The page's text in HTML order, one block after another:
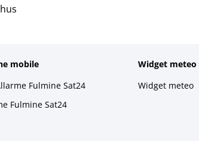
mobile
Fulmine Sat24
Fulmine Sat24
Widget meteo
Widget meteo